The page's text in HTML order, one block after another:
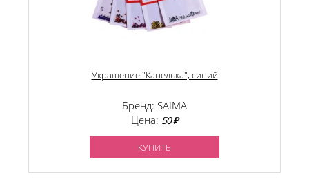
Украшение "Капелька", синий
Бренд: SAIMA
Цена: 50 ₽
КУПИТЬ